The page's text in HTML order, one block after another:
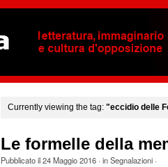
Currently viewing the tag: "eccidio delle
Le formelle della
Pubblicato il24 Maggio 2016· inSegnalazioni·